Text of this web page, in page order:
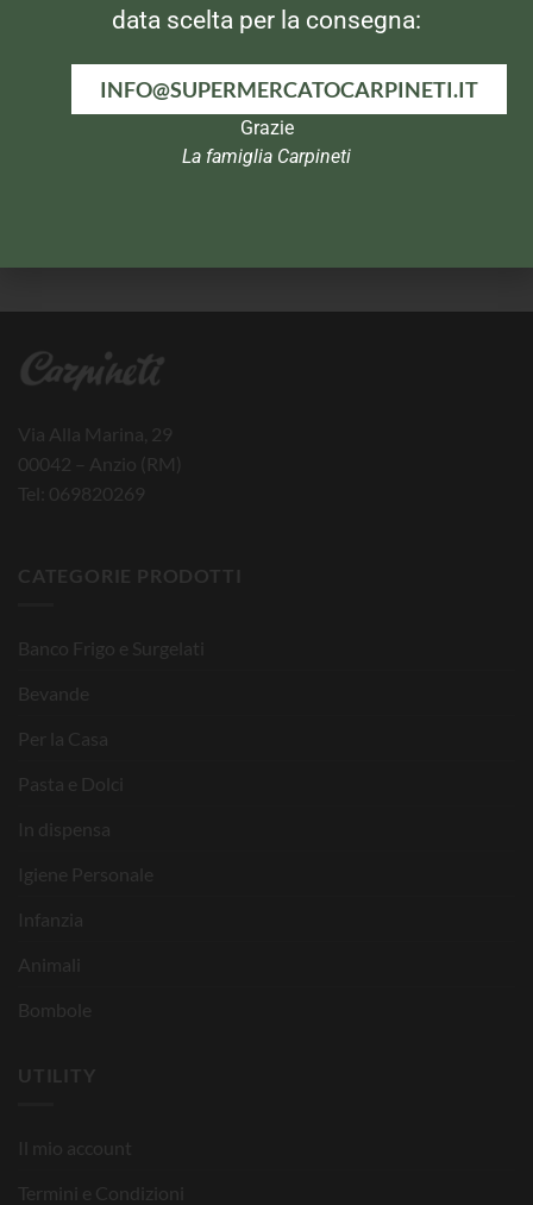
Via Alla Marina, 29
00042 – Anzio (RM)
Tel: 069820269
CATEGORIE PRODOTTI
Banco Frigo e Surgelati
Bevande
Per la Casa
Pasta e Dolci
In dispensa
Igiene Personale
Infanzia
Animali
Bombole
UTILITY
Il mio account
Termini e Condizioni
data scelta per la consegna:
INFO@SUPERMERCATOCARPINETI.IT
Grazie
La famiglia Carpineti